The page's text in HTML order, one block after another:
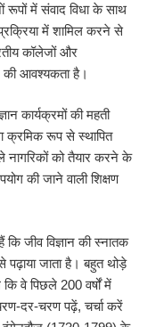
रूपों में संवाद विधा के साथ
में शामिल करने से
कॉलेजों और
की आवश्यकता है।
कार्यक्रमों की महती
क्रमिक रूप से स्थापित
नागरिकों को तैयार करने के
की जाने वाली शिक्षण
जीव विज्ञान की स्नातक
जाता है। बहुत थोड़े
कि वे पिछले 200 वर्षों में
दर-चरण पढ़ें, चर्चा करें